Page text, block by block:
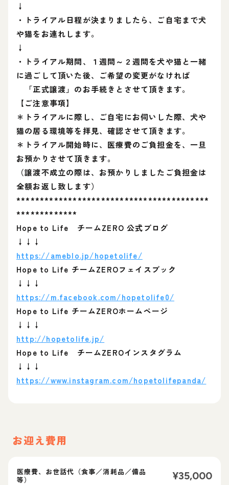
↓
・トライアル日程が決まりましたら、ご自宅まで犬
や猫をお連れします。
↓
・トライアル期間、１週間～２週間を犬や猫と一緒
に過ごして頂いた後、ご希望の変更がなければ
「正式譲渡」のお手続きとさせて頂きます。
【ご注意事項】
＊トライアルに際し、ご自宅にお伺いした際、犬や
猫の居る環境等を拝見、確認させて頂きます。
＊トライアル開始時に、医療費のご負担金を、一旦
お預かりさせて頂きます。
（譲渡不成立の際は、お預かりしましたご負担金は
全額お返し致します）
*****************************************
*************
Hope to Life チームZERO 公式ブログ
↓↓↓
https://ameblo.jp/hopetolife/
Hope to Life チームZEROフェイスブック
↓↓↓
https://m.facebook.com/hopetolife0/
Hope to Life チームZEROホームページ
↓↓↓
http://hopetolife.jp/
Hope to Life チームZEROインスタグラム
↓↓↓
https://www.instagram.com/hopetolifepanda/
お迎え費用
医療費、お世話代（食事／消耗品／備品
等）
¥35,000